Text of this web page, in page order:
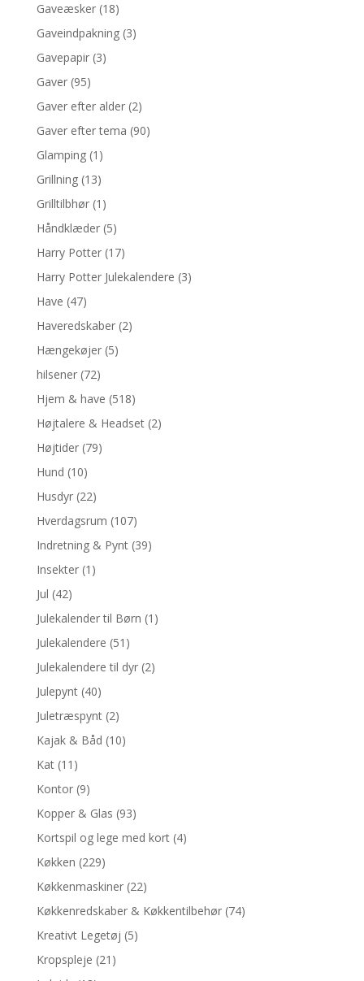
Gaveæsker (18)
Gaveindpakning (3)
Gavepapir (3)
Gaver (95)
Gaver efter alder (2)
Gaver efter tema (90)
Glamping (1)
Grillning (13)
Grilltilbhør (1)
Håndklæder (5)
Harry Potter (17)
Harry Potter Julekalendere (3)
Have (47)
Haveredskaber (2)
Hængekøjer (5)
hilsener (72)
Hjem & have (518)
Højtalere & Headset (2)
Højtider (79)
Hund (10)
Husdyr (22)
Hverdagsrum (107)
Indretning & Pynt (39)
Insekter (1)
Jul (42)
Julekalender til Børn (1)
Julekalendere (51)
Julekalendere til dyr (2)
Julepynt (40)
Juletræspynt (2)
Kajak & Båd (10)
Kat (11)
Kontor (9)
Kopper & Glas (93)
Kortspil og lege med kort (4)
Køkken (229)
Køkkenmaskiner (22)
Køkkenredskaber & Køkkentilbehør (74)
Kreativt Legetøj (5)
Kropspleje (21)